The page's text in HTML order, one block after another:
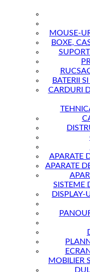
MOUSE-
BOXE,
BATERII
CARDURI
APARATE
APARATE
SISTEME
DISPLAY-
MOBILIER